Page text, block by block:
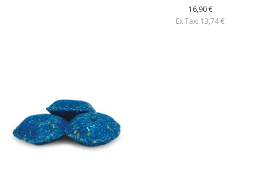
16,90 €
Ex Tax: 13,74 €